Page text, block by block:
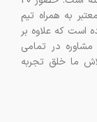
به همراه تیم
است که علاوه بر
مشاوره در تمامی
ما خلق تجربه